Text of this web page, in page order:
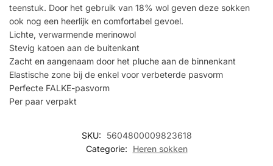
teenstuk. Door het gebruik van 18% wol geven deze sokken
ook nog een heerlijk en comfortabel gevoel.
Lichte, verwarmende merinowol
Stevig katoen aan de buitenkant
Zacht en aangenaam door het pluche aan de binnenkant
Elastische zone bij de enkel voor verbeterde pasvorm
Perfecte FALKE-pasvorm
Per paar verpakt
SKU:
5604800009823618
Categorie:
Heren sokken